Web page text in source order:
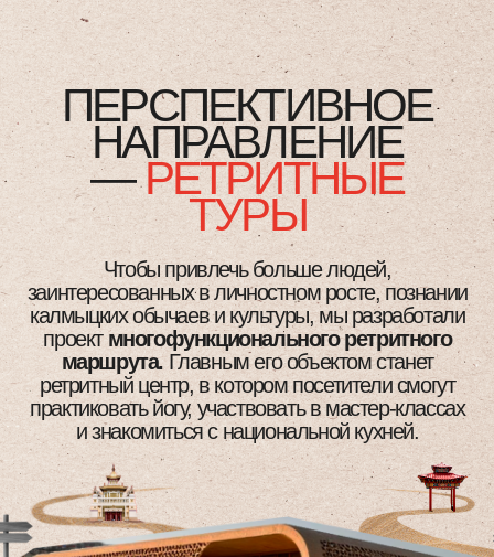
Формирование комплекса экскурсионных зон,
включающих в себя культурные и природные
достопримечательности, площадки для
отдыха, пешеходные и веломаршруты,
ПОМОЖЕТ ГОРОДУ РАЗВИТЬ
ТУРИСТИЧЕСКУЮ ИНФРАСТРУКТУРУ,
ПОДДЕРЖАТЬ МЕСТНЫЙ БИЗНЕС
И СОЗДАТЬ НОВЫЕ РАБОЧИЕ МЕСТА.
ТЕРРИТОРИИ
ДЛЯРЕНОВАЦИИ